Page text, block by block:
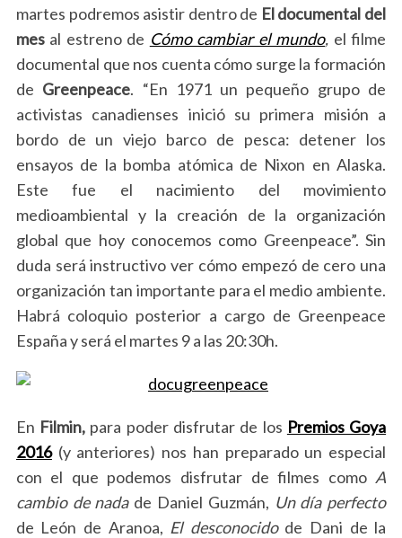
martes podremos asistir dentro de El documental del
mes al estreno de Cómo cambiar el mundo, el filme
documental que nos cuenta cómo surge la formación
de Greenpeace. “En 1971 un pequeño grupo de
activistas canadienses inició su primera misión a
bordo de un viejo barco de pesca: detener los
ensayos de la bomba atómica de Nixon en Alaska.
Este fue el nacimiento del movimiento
medioambiental y la creación de la organización
global que hoy conocemos como Greenpeace”. Sin
duda será instructivo ver cómo empezó de cero una
organización tan importante para el medio ambiente.
Habrá coloquio posterior a cargo de Greenpeace
España y será el martes 9 a las 20:30h.
En Filmin, para poder disfrutar de los Premios Goya
2016(y anteriores) nos han preparado un especial
con el que podemos disfrutar de filmes como A
cambio de nada de Daniel Guzmán, Un día perfecto
de León de Aranoa, El desconocido de Dani de la